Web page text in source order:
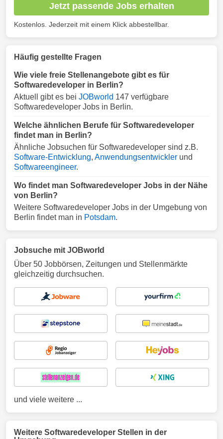
Jetzt passende Jobs erhalten
Kostenlos. Jederzeit mit einem Klick abbestellbar.
Häufig gestellte Fragen
Wie viele freie Stellenangebote gibt es für
Softwaredeveloper in Berlin?
Aktuell gibt es bei JOBworld 147 verfügbare
Softwaredeveloper Jobs in Berlin.
Welche ähnlichen Berufe für Softwaredeveloper
findet man in Berlin?
Ähnliche Jobsuchen für Softwaredeveloper sind z.B.
Software-Entwicklung, Anwendungsentwickler und
Softwareengineer.
Wo findet man Softwaredeveloper Jobs in der Nähe
von Berlin?
Weitere Softwaredeveloper Jobs in der Umgebung von
Berlin findet man in Potsdam.
Jobsuche mit JOBworld
Über 50 Jobbörsen, Zeitungen und Stellenmärkte
gleichzeitig durchsuchen.
und viele weitere ...
Weitere Softwaredeveloper Stellen in der